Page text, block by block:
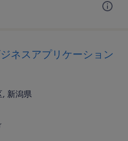
ネスアプリケーション
, 新潟県